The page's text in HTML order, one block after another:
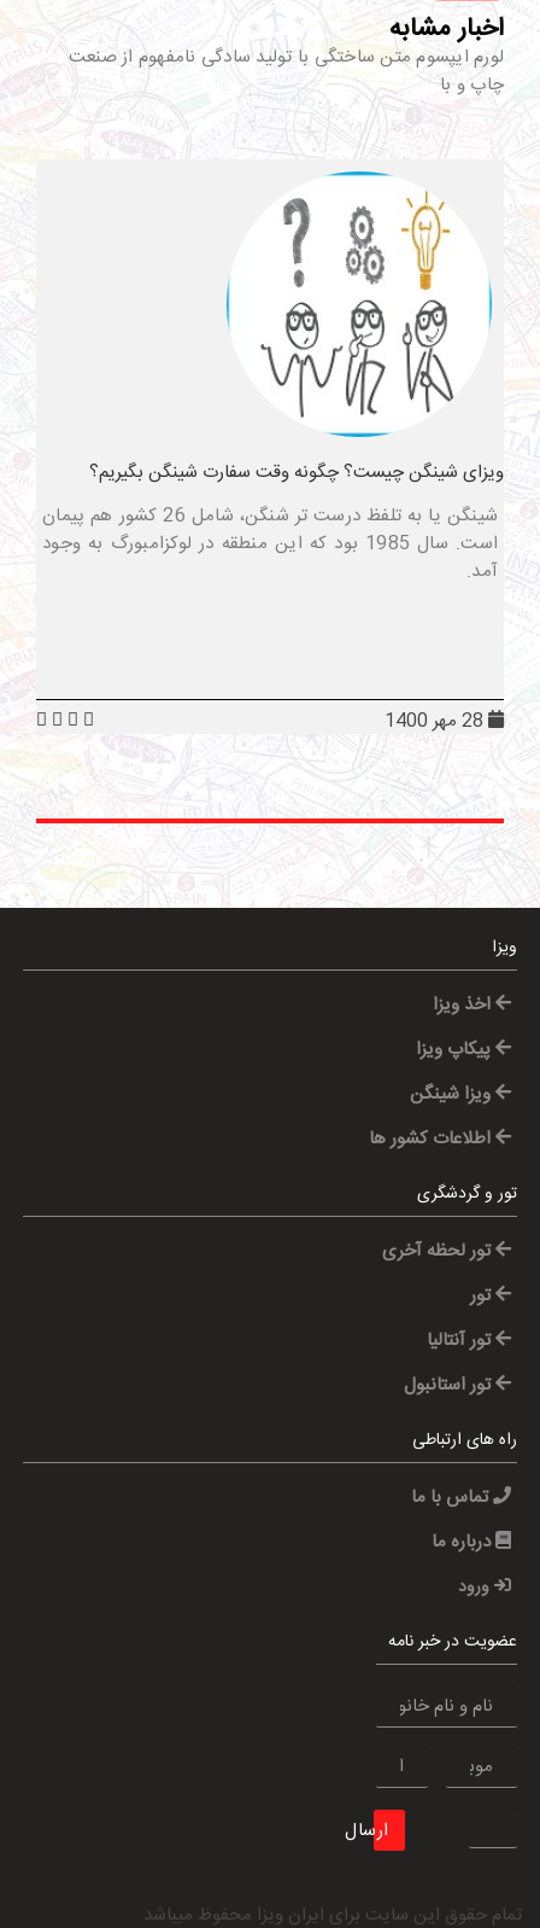
اخبار مشابه
لورم ایپسوم متن ساختگی با تولید سادگی نامفهوم از صنعت
چاپ و با
ویزای شینگن چیست؟ چگونه وقت سفارت شینگن بگیریم؟
شینگن یا به تلفظ درست تر شنگن، شامل 26 کشور هم پیمان
است. سال 1985 بود که این منطقه در لوکزامبورگ به وجود
آمد.
ویزا
اخذ ویزا
پیکاپ ویزا
ویزا شینگن
اطلاعات کشور ها
تور و گردشگری
تور لحظه آخری
تور
تور آنتالیا
تور استانبول
راه های ارتباطی
تماس با ما
درباره ما
ورود
عضویت در خبر نامه
ارسال
تمام حقوق این سایت برای ایران ویزا محفوظ میباشد